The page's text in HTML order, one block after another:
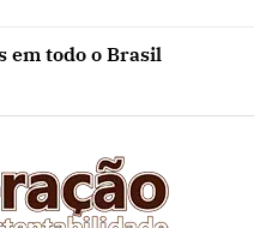
em todo o Brasil